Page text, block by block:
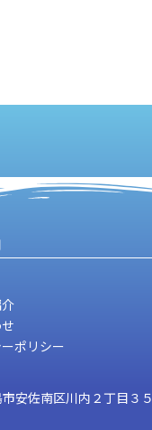
ポリシー
安佐南区川内２丁目３５